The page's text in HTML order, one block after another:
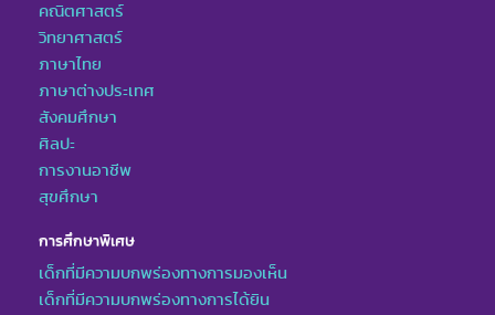
คณิตศาสตร์
วิทยาศาสตร์
ภาษาไทย
ภาษาต่างประเทศ
สังคมศึกษา
ศิลปะ
การงานอาชีพ
สุขศึกษา
การศึกษาพิเศษ
เด็กที่มีความบกพร่องทางการมองเห็น
เด็กที่มีความบกพร่องทางการได้ยิน